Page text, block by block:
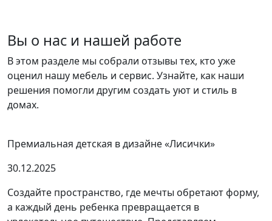
Вы о нас и нашей работе
В этом разделе мы собрали отзывы тех, кто уже
оценил нашу мебель и сервис. Узнайте, как наши
решения помогли другим создать уют и стиль в
домах.
Премиальная детская в дизайне «Лисички»
30.12.2025
Создайте пространство, где мечты обретают форму,
а каждый день ребенка превращается в